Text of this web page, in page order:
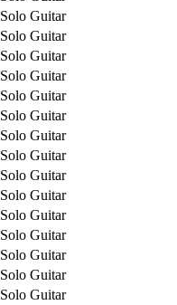
Solo Guitar
Solo Guitar
Solo Guitar
Solo Guitar
Solo Guitar
Solo Guitar
Solo Guitar
Solo Guitar
Solo Guitar
Solo Guitar
Solo Guitar
Solo Guitar
Solo Guitar
Solo Guitar
Solo Guitar